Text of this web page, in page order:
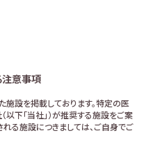
注意事項
施設を掲載しております。特定の医
下「当社」）が推奨する施設をご案
る施設につきましては、ご自身でご